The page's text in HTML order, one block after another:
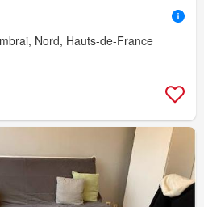
Nord, Hauts-de-France